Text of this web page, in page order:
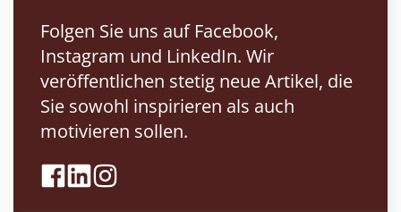
Folgen Sie uns auf Facebook,
Instagram und LinkedIn. Wir
veröffentlichen stetig neue Artikel, die
Sie sowohl inspirieren als auch
motivieren sollen.